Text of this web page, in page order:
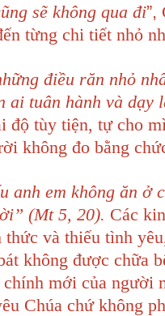
sẽ không qua đi”,
từng chi tiết nhỏ
điều răn nhỏ
ai tuân hành và
độ tùy tiện, tự cho
không đo bằng
anh em không ăn
(Mt 5, 20). Các
và thiếu tình
không được chữa
mới của người
Chúa chứ không